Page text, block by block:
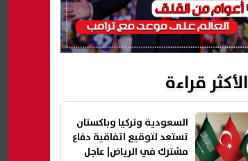
الأكثر قراءة
السعودية وتركيا وباكستان
تستعد لتوقيع اتفاقية دفاع
مشترك في الرياض| عاجل